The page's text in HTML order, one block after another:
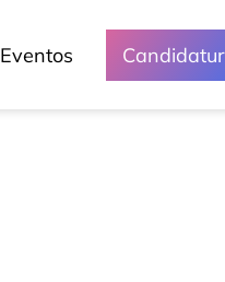
Eventos